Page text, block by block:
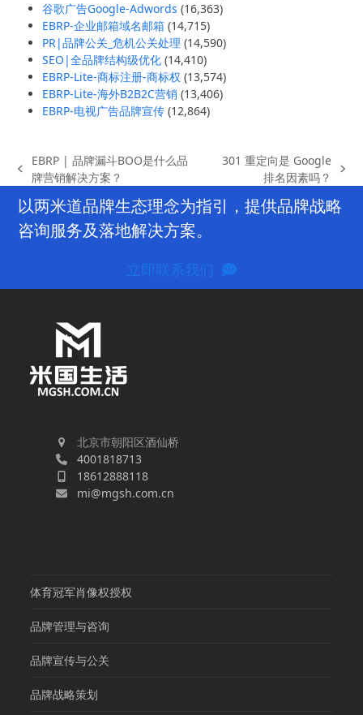
谷歌广告Google-Adwords (16,363)
EBRP-企业邮箱域名邮箱 (14,715)
PR|品牌公关_危机公关处理 (14,590)
SEO|全品牌结构级优化 (14,410)
EBRP-Lite-商标注册-商标权 (13,574)
EBRP-Lite-海外B2B2C营销 (13,406)
EBRP-电视广告品牌宣传 (12,864)
previous
EBRP | 品牌漏斗BOO是什么品
牌营销解决方案？
301 重定向是 Google
排名因素吗？
以两米道品牌生态理念为指引，提供品牌战略
咨询服务及落地解决方案。
立即联系我们
北京市朝阳区酒仙桥
4001818713
18612888118
mi@mgsh.com.cn
体育冠军肖像权授权
品牌管理与咨询
品牌宣传与公关
品牌战略策划